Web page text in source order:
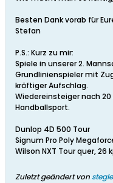
Besten Dank vorab für
Stefan
P.S.: Kurz zu mir:
Spiele in unserer 2.
Grundlinienspieler mit
kräftiger Aufschlag.
Wiedereinsteiger nach
Handballsport.
Dunlop 4D 500 Tour
Signum Pro Poly
Wilson NXT Tour quer, 26
Zuletzt geändert von